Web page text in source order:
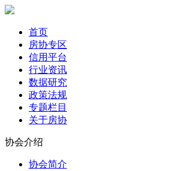
首页
房协专区
信用平台
行业资讯
数据研究
政策法规
专题栏目
关于房协
协会介绍
协会简介